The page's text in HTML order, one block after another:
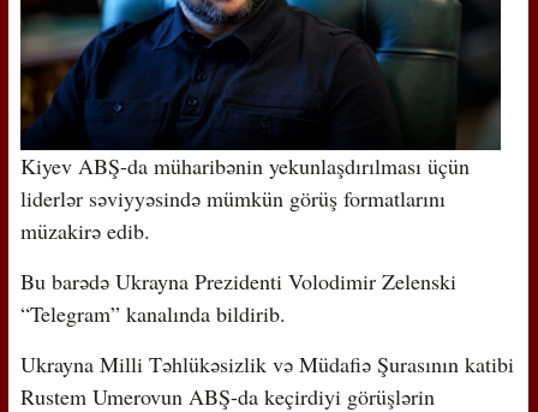
Kiyev ABŞ-da müharibənin yekunlaşdırılması üçün
liderlər səviyyəsində mümkün görüş formatlarını
müzakirə edib.
Bu barədə Ukrayna Prezidenti Volodimir Zelenski
“Telegram” kanalında bildirib.
Ukrayna Milli Təhlükəsizlik və Müdafiə Şurasının katibi
Rustem Umerovun ABŞ-da keçirdiyi görüşlərin